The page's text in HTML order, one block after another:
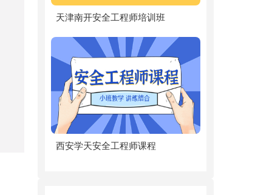
天津南开安全工程师培训班
西安学天安全工程师课程